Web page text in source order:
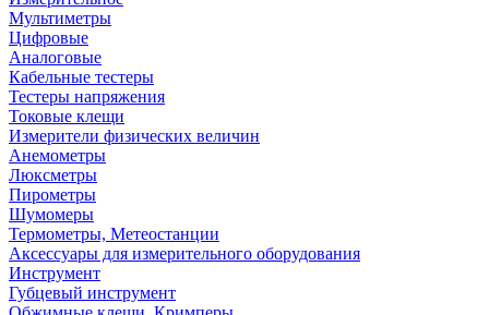
Мультиметры
Цифровые
Аналоговые
Кабельные тестеры
Тестеры напряжения
Токовые клещи
Измерители физических величин
Анемометры
Люксметры
Пирометры
Шумомеры
Термометры, Метеостанции
Аксессуары для измерительного оборудования
Инструмент
Губцевый инструмент